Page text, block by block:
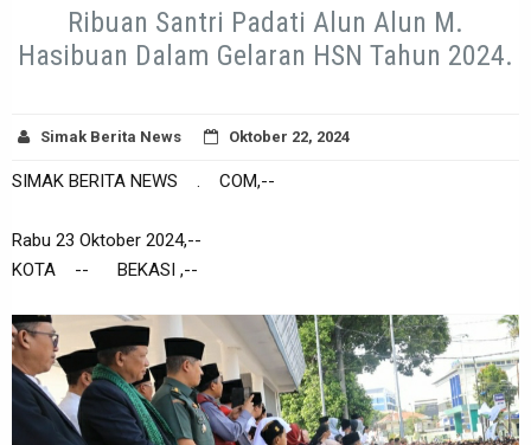
Ribuan Santri Padati Alun Alun M.
Hasibuan Dalam Gelaran HSN Tahun 2024.
Simak Berita News Oktober 22, 2024
SIMAK BERITA NEWS . COM,--
Rabu 23 Oktober 2024,--
KOTA -- BEKASI ,--